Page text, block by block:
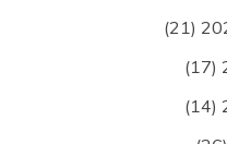
(21)
(17)
(14)